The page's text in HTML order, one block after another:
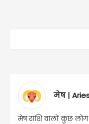
मेष | Aries
मेष राशि वालों कुछ लोग